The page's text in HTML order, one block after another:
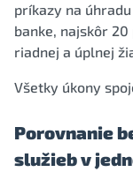
príkazy na
banke, najskôr
riadnej a úplnej
Všetky úkony
Porovnanie
služieb v